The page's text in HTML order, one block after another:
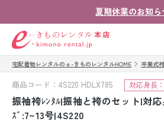
夏期休業のお知ら
ゲスト
お気に入り ログイン
ご注
会社案内
宅配着物レンタルのｅ-きものレンタルHOME 卒業式
商品コード：4S220 HDLX785 対応身長
振袖袴ﾚﾝﾀﾙ|振袖と袴のセット|対応
ｽﾞ:7~13号|4S220